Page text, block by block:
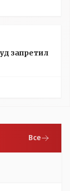
запретил
Все